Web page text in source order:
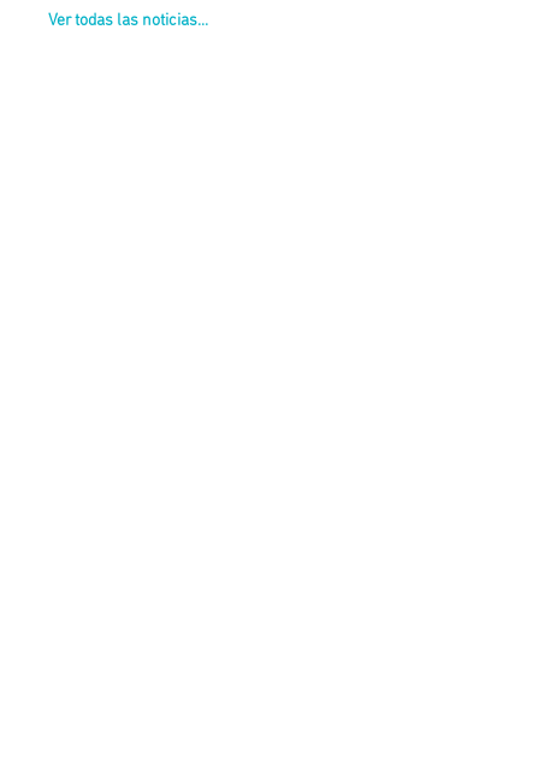
Ver todas las noticias...